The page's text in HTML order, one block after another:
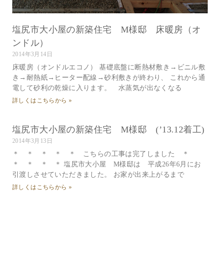
塩尻市大小屋の新築住宅 M様邸 床暖房（オ
ンドル）
2014年3月14日
床暖房（オンドルエコノ） 基礎底盤に断熱材敷き→ビニル敷
き→耐熱紙→ヒーター配線→砂利敷きが終わり、 これから通
電して砂利の乾燥に入ります。 水蒸気が出なくなる
詳しくはこちらから »
塩尻市大小屋の新築住宅 M様邸 (’13.12着工)
2014年3月13日
＊ ＊ ＊ ＊ ＊ こちらの工事は完了しました ＊
＊ ＊ ＊ ＊ 塩尻市大小屋 M様邸は 平成26年6月にお
引渡しさせていただきました。 お家が出来上がるまで
詳しくはこちらから »